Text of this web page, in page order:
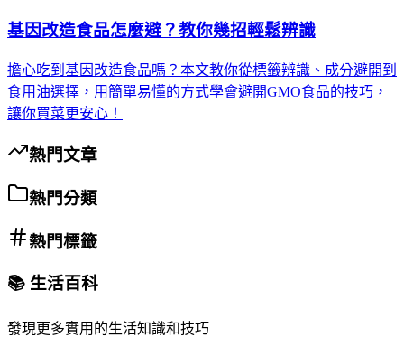
基因改造食品怎麼避？教你幾招輕鬆辨識
擔心吃到基因改造食品嗎？本文教你從標籤辨識、成分避開到
食用油選擇，用簡單易懂的方式學會避開GMO食品的技巧，
讓你買菜更安心！
熱門文章
熱門分類
熱門標籤
📚 生活百科
發現更多實用的生活知識和技巧